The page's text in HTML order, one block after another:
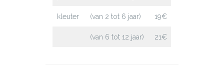
kleuter (van 2 tot 6 jaar) 19€
(van 6 tot 12 jaar) 21€